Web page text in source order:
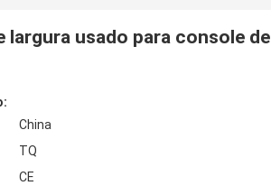
largura usado para console de
China
TQ
CE